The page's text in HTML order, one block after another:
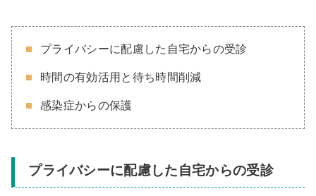
プライバシーに配慮した自宅からの受診
時間の有効活用と待ち時間削減
感染症からの保護
プライバシーに配慮した自宅からの受診